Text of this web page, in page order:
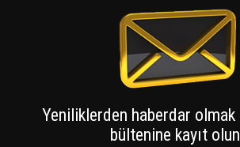
Yeniliklerden haberdar olmak
bültenine kayıt